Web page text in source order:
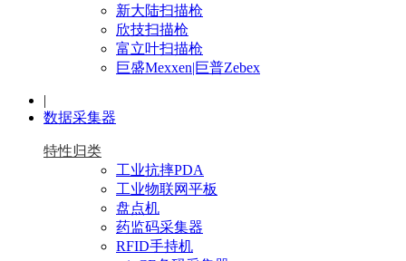
新大陆扫描枪
欣技扫描枪
富立叶扫描枪
巨盛Mexxen|巨普Zebex
|
数据采集器
特性归类
工业抗摔PDA
工业物联网平板
盘点机
药监码采集器
RFID手持机